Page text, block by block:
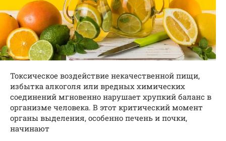
Токсическое воздействие некачественной пищи,
избытка алкоголя или вредных химических
соединений мгновенно нарушает хрупкий баланс в
организме человека. В этот критический момент
органы выделения, особенно печень и почки,
начинают